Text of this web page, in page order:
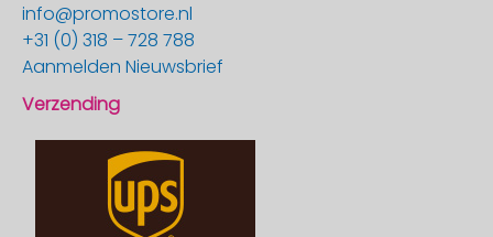
info@promostore.nl
+31 (0) 318 – 728 788
Aanmelden Nieuwsbrief
Verzending